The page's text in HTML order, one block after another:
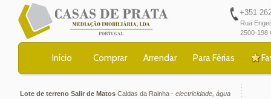
+351 262
Rua
2500-198
Início Comprar Arrendar Para Férias
Lote de terreno Salir de Matos Caldas da Rainha - electricidade, água